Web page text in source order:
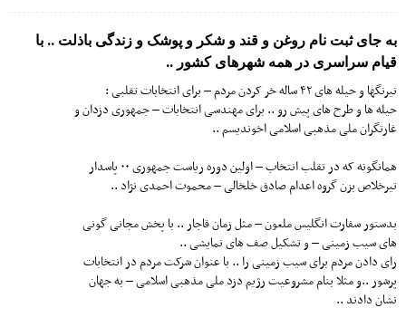
به جای ثبت نام روغن و قند و شکر و پوشک و زندگی باذلت .. با
قیام سراسری در همه شهرهای کشور ..
نیرنگها و حیله های ۴۲ ساله خر کردن مردم – برای انتخابات تقلبی :
حیله ها و طرح های پیش رو .. برای مهندسی انتخابات – جمهوری دزدان و
غارتگران ملی مذهبی اسلامی اخوندیسم ..
همانگونه که در تقلب انتخاب – اولین دوره ریاست جمهوری ۰۰ پاسدار
تیرخلاص بزن گروه اعدام صادق خلخالی – محموت احمدی نژاد ..
بدستور سفارت انگلیس ملعون – مثل زمان قاجار .. با پخش مجانی گونی
های سیب زمینی – و تشکیل صف های نمایشی ..
رای دادن مردم برای سیب زمینی را .. با عنوان شرکت مردم در انتخابات
پرشور ..و مثلا بنام مشروعیت رژیم دزد ملی مذهبی اسلامی – به جهان
نشان دادند ..